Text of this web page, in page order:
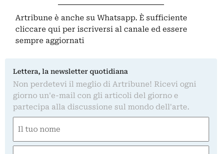
Artribune è anche su Whatsapp. È sufficiente
cliccare qui per iscriversi al canale ed essere
sempre aggiornati
Lettera, la newsletter quotidiana
Non perdetevi il meglio di Artribune! Ricevi ogni
giorno un'e-mail con gli articoli del giorno e
partecipa alla discussione sul mondo dell'arte.
(Required)
First